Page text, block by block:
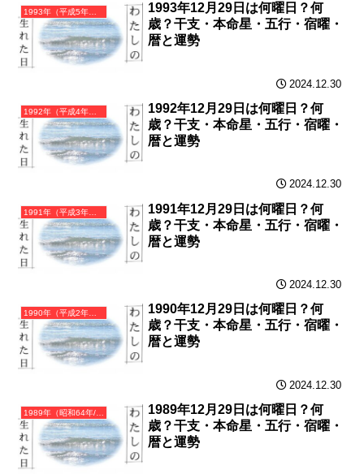
1993年（平成5年）癸酉（みずのととり）・酉年（とり年）カレンダー（月曜はじまり）
1993年12月29日は何曜日？何
歳？干支・本命星・五行・宿曜・
暦と運勢
2024.12.30
1992年（平成4年）壬申（みずのえさる）・申年（さる年）カレンダー（月曜はじまり）
1992年12月29日は何曜日？何
歳？干支・本命星・五行・宿曜・
暦と運勢
2024.12.30
1991年（平成3年）辛未（かのとひつじ）・未年（ひつじ年）カレンダー（月曜はじまり）
1991年12月29日は何曜日？何
歳？干支・本命星・五行・宿曜・
暦と運勢
2024.12.30
1990年（平成2年）庚午（かのえうま）・午年（うま年）カレンダー（月曜はじまり）
1990年12月29日は何曜日？何
歳？干支・本命星・五行・宿曜・
暦と運勢
2024.12.30
1989年（昭和64年/平成元年）己巳（つちのとみ）・巳年（へび年）カレンダー（月曜はじまり）
1989年12月29日は何曜日？何
歳？干支・本命星・五行・宿曜・
暦と運勢